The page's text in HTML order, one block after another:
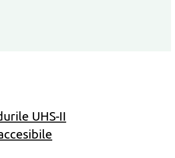
UHS-II